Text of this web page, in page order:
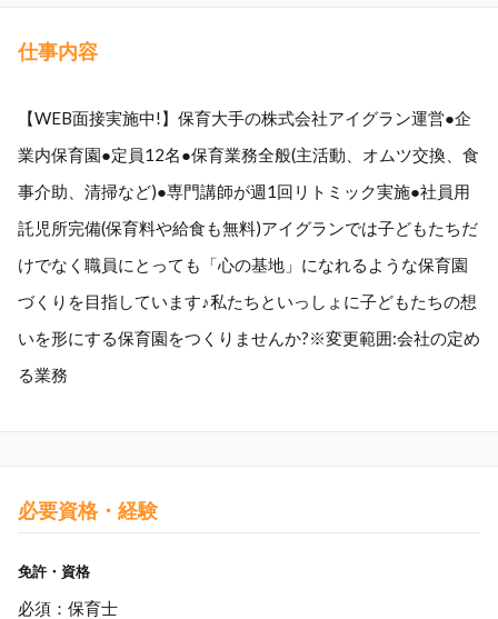
仕事内容
【WEB面接実施中!】保育大手の株式会社アイグラン運営●企
業内保育園●定員12名●保育業務全般(主活動、オムツ交換、食
事介助、清掃など)●専門講師が週1回リトミック実施●社員用
託児所完備(保育料や給食も無料)アイグランでは子どもたちだ
けでなく職員にとっても「心の基地」になれるような保育園
づくりを目指しています♪私たちといっしょに子どもたちの想
いを形にする保育園をつくりませんか?※変更範囲:会社の定め
る業務
必要資格・経験
免許・資格
必須：保育士